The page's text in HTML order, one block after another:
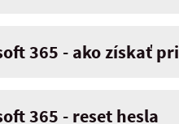
365 - ako získať
365 - reset hesla